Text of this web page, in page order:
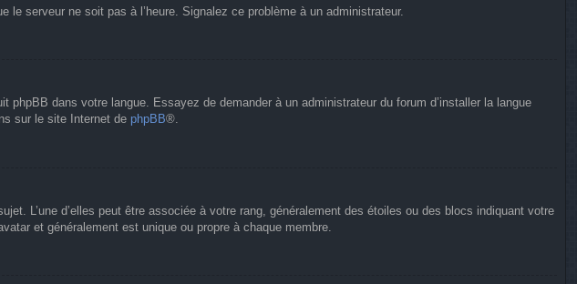
serveur ne soit pas à l’heure. Signalez ce problème à un administrateur.
phpBB dans votre langue. Essayez de demander à un administrateur du forum d’installer la langue
sur le site Internet de phpBB®.
L’une d’elles peut être associée à votre rang, généralement des étoiles ou des blocs indiquant votre
et généralement est unique ou propre à chaque membre.